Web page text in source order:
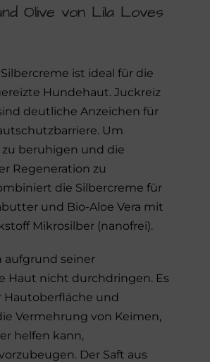
Olive von Lila Loves
ist ideal für die
Hundehaut. Juckreiz
deutliche Anzeichen für
Um
beruhigen und die
Regeneration zu
die Silbercreme für
und Bio-Aloe Vera mit
Mikrosilber (nanofrei).
aufgrund seiner
Haut nicht durchdringen. Es
Hautoberfläche und
Vermehrung von Keimen,
helfen kann,
Der Saft aus